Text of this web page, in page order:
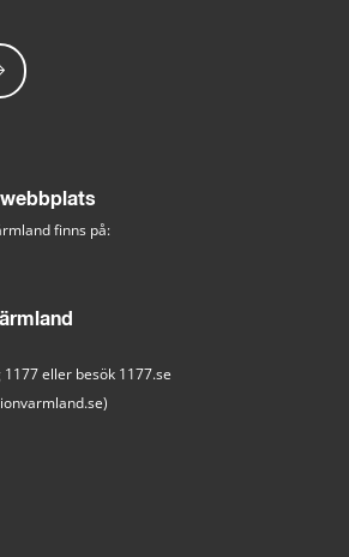
finns på:
1177 eller besök 1177.se